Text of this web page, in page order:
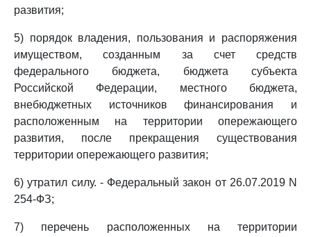
развития;
5) порядок владения, пользования и распоряжения
имуществом, созданным за счет средств
федерального бюджета, бюджета субъекта
Российской Федерации, местного бюджета,
внебюджетных источников финансирования и
расположенным на территории опережающего
развития, после прекращения существования
территории опережающего развития;
6) утратил силу. - Федеральный закон от 26.07.2019 N
254-ФЗ;
7) перечень расположенных на территории